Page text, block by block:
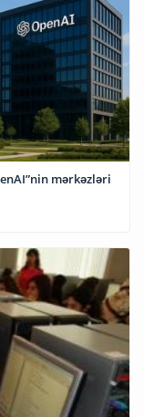
mərkəzləri